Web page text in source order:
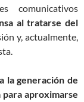
comunicativos
al tratarse del
y, actualmente,
la generación de
para aproximarse